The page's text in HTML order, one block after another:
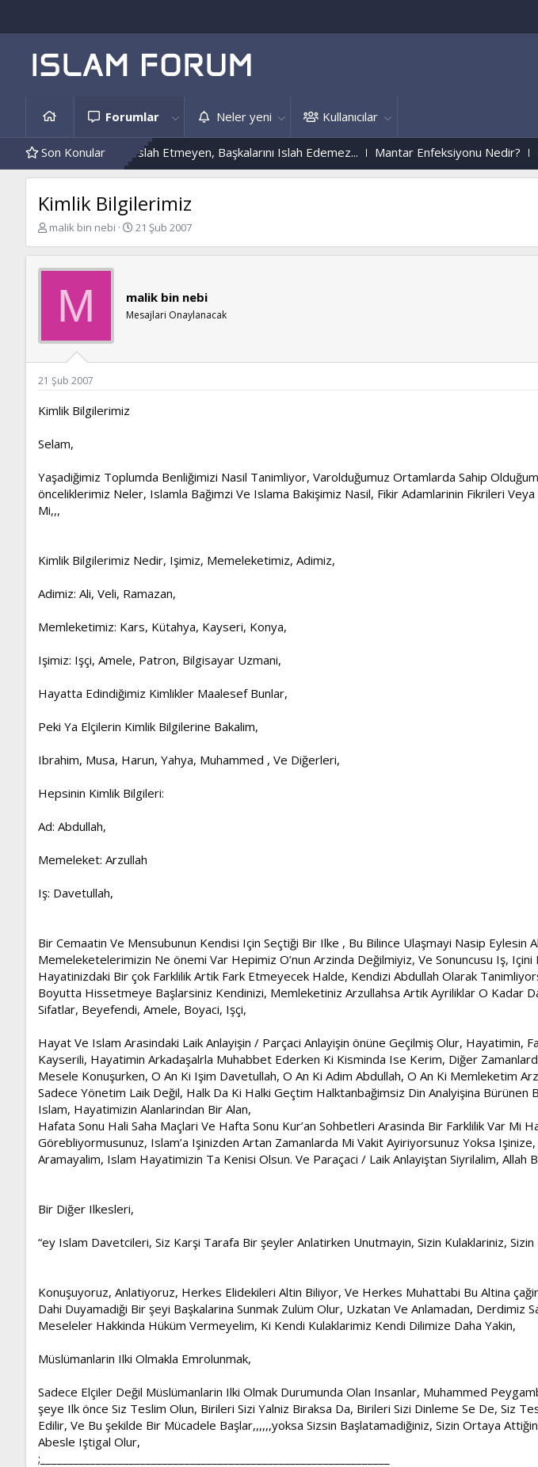
Forumlar Neler yeni Kullanıcılar
Son Konular
Kendini Islah Etmeyen, Başkalarını Islah Edemez... Mantar Enfeksiyonu Nedir? Nüzûlden
Kimlik Bilgilerimiz
K
b
a
a
a
malik bin nebi
B
n
g
21 Şub 2007
M malik bin nebi
Mesajlari Onaylanacak
21 Şub 2007
Kimlik Bilgilerimiz
Selam,
Yaşadiğimiz Toplumda Benliğimizi Nasil Tanimliyor, Varolduğumuz Ortamlarda Sahip
önceliklerimiz Neler, Islamla Bağimzi Ve Islama Bakişimiz Nasil, Fikir Adamlarinin Fikrileri
Mi,,,
Kimlik Bilgilerimiz Nedir, Işimiz, Memeleketimiz, Adimiz,
Adimiz: Ali, Veli, Ramazan,
Memleketimiz: Kars, Kütahya, Kayseri, Konya,
Işimiz: Işçi, Amele, Patron, Bilgisayar Uzmani,
Hayatta Edindiğimiz Kimlikler Maalesef Bunlar,
Peki Ya Elçilerin Kimlik Bilgilerine Bakalim,
Ibrahim, Musa, Harun, Yahya, Muhammed , Ve Diğerleri,
Hepsinin Kimlik Bilgileri:
Ad: Abdullah,
Memeleket: Arzullah
Iş: Davetullah,
Bir Cemaatin Ve Mensubunun Kendisi Için Seçtiği Bir Ilke , Bu Bilince Ulaşmayi Nasip
Memeleketelerimizin Ne önemi Var Hepimiz O’nun Arzinda Değilmiyiz, Ve Sonuncusu Iş,
Hayatinizdaki Bir çok Farklilik Artik Fark Etmeyecek Halde, Kendizi Abdullah Olarak
Boyutta Hissetmeye Başlarsiniz Kendinizi, Memleketiniz Arzullahsa Artik Ayriliklar O Kadar
Sifatlar, Beyefendi, Amele, Boyaci, Işçi,
Hayat Ve Islam Arasindaki Laik Anlayişin / Parçaci Anlayişin önüne Geçilmiş Olur, Hayatimin,
Kayserili, Hayatimin Arkadaşalrla Muhabbet Ederken Ki Kisminda Ise Kerim, Diğer
Mesele Konuşurken, O An Ki Işim Davetullah, O An Ki Adim Abdullah, O An Ki Memleketim
Sadece Yönetim Laik Değil, Halk Da Ki Halki Geçtim Halktanbağimsiz Din Analyişina Bürünen
Islam, Hayatimizin Alanlarindan Bir Alan,
Hafata Sonu Hali Saha Maçlari Ve Hafta Sonu Kur’an Sohbetleri Arasinda Bir Farklilik Var Mi
Görebliyormusunuz, Islam’a Işinizden Artan Zamanlarda Mi Vakit Ayiriyorsunuz Yoksa
Aramayalim, Islam Hayatimizin Ta Kenisi Olsun. Ve Paraçaci / Laik Anlayiştan Siyrilalim,
Bir Diğer Ilkesleri,
“ey Islam Davetcileri, Siz Karşi Tarafa Bir şeyler Anlatirken Unutmayin, Sizin Kulaklariniz,
Konuşuyoruz, Anlatiyoruz, Herkes Elidekileri Altin Biliyor, Ve Herkes Muhattabi Bu Altina
Dahi Duyamadiği Bir şeyi Başkalarina Sunmak Zulüm Olur, Uzkatan Ve Anlamadan,
Meseleler Hakkinda Hüküm Vermeyelim, Ki Kendi Kulaklarimiz Kendi Dilimize Daha Yakin,
Müslümanlarin Ilki Olmakla Emrolunmak,
Sadece Elçiler Değil Müslümanlarin Ilki Olmak Durumunda Olan Insanlar, Muhammed
şeye Ilk önce Siz Teslim Olun, Birileri Sizi Yalniz Biraksa Da, Birileri Sizi Dinleme Se De, Siz
Edilir, Ve Bu şekilde Bir Mücadele Başlar,,,,,,yoksa Sizsin Başlatamadiğiniz, Sizin Ortaya
Abesle Iştigal Olur,
;_______________________________________________________________